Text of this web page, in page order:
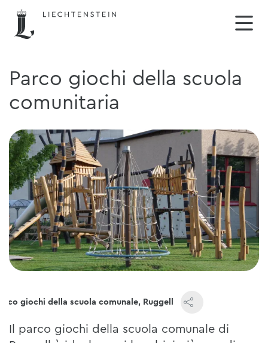
Parco giochi della scuola
comunitaria
giochi della scuola comunale, Ruggell
Il parco giochi della scuola comunale di